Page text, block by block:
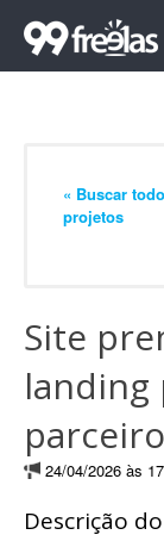
« Buscar
projetos
Site
landing
24/04/2026 às
Descrição